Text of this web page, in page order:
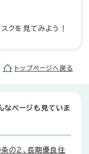
クを見てみよう！
トップページへ戻る
なページも見ていま
の2、長期優良住